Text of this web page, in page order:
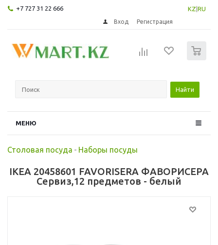
+7 727 31 22 666 KZ RU
Вход Регистрация
Найти
МЕНЮ
Столовая посуда - Наборы посуды
IKEA 20458601 FAVORISERA ФАВОРИСЕРА
Сервиз,12 предметов - белый